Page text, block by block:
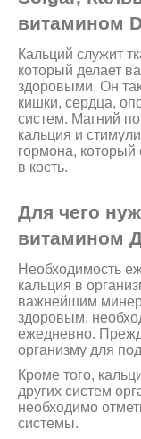
витамином
Кальций служит
который делает
здоровыми. Он
кишки, сердца,
систем. Магний
кальция и
гормона, который
в кость.
Для чего
витамином
Необходимость
кальция в
важнейшим
здоровым,
ежедневно.
организму для
Кроме того,
других систем
необходимо
системы.